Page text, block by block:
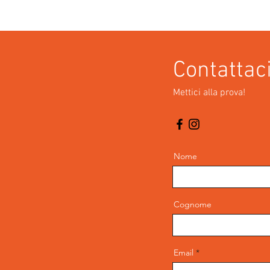
Contattaci
Mettici alla prova!
Nome
Cognome
Email